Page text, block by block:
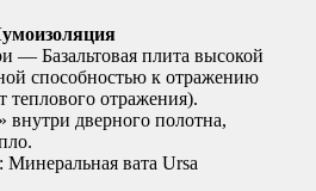
— Базальтовая плита высокой
способностью к отражению
теплового отражения).
внутри дверного полотна,
Минеральная вата Ursa